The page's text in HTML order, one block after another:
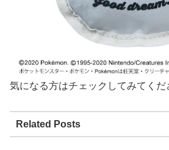
気になる方はチェックしてみてくだ
Related Posts